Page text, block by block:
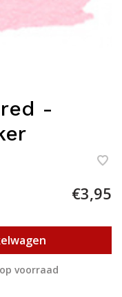
-
€3,95
voorraad